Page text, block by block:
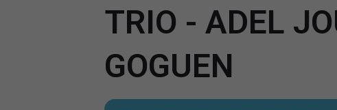
TRIO - ADEL
GOGUEN